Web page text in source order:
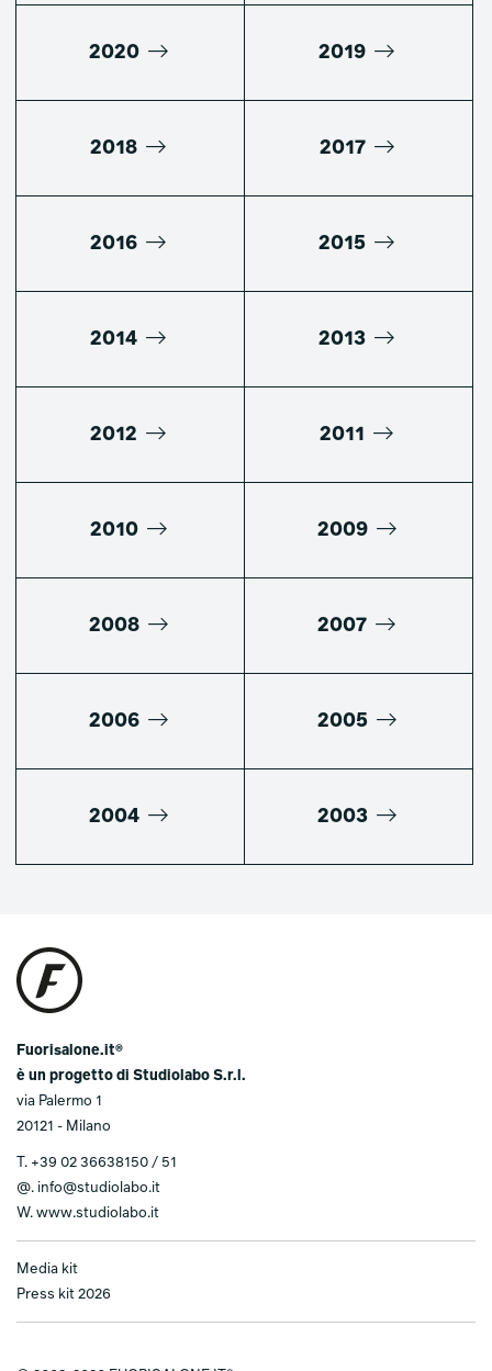
2020 2019
2018 2017
2016 2015
2014 2013
2012 2011
2010 2009
2008 2007
2006 2005
2004 2003
Fuorisalone.it®
è un progetto di Studiolabo S.r.l.
via Palermo 1
20121 - Milano
T. +39 02 36638150 / 51
@. info@studiolabo.it
W. www.studiolabo.it
Media kit
Press kit 2026